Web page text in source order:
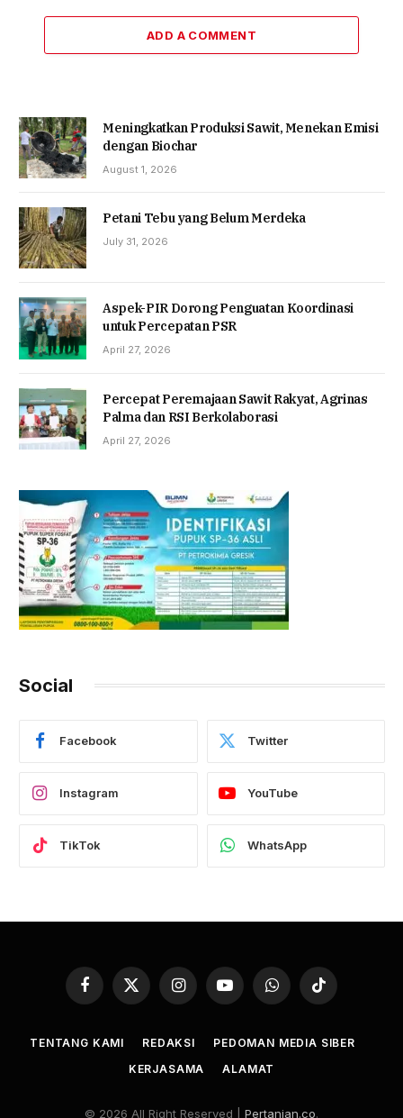
ADD A COMMENT
Meningkatkan Produksi Sawit, Menekan Emisi
dengan Biochar
August 1, 2026
Petani Tebu yang Belum Merdeka
July 31, 2026
Aspek-PIR Dorong Penguatan Koordinasi
untuk Percepatan PSR
April 27, 2026
Percepat Peremajaan Sawit Rakyat, Agrinas
Palma dan RSI Berkolaborasi
April 27, 2026
Social
Facebook Twitter
Instagram YouTube
TikTok WhatsApp
Facebook
X
(Twitter)
InstagramYouTubeWhatsAppTikTok
TENTANG KAMI REDAKSI
PEDOMAN MEDIA SIBER
KERJASAMA
ALAMAT
© 2026 All Right Reserved | Pertanian.co.